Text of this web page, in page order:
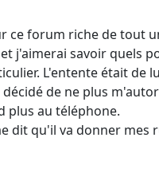
ce forum riche de tout
j'aimerai savoir quels
L'entente était
de ne plus
plus au téléphone.
dit qu'il va donner mes